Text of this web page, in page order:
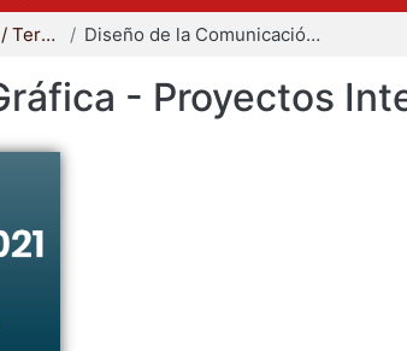
Proyectos Integrales / Terminales - Licenciatura Diseño de la Comunicación Gráfica - Proyectos Integrales
- Proyectos